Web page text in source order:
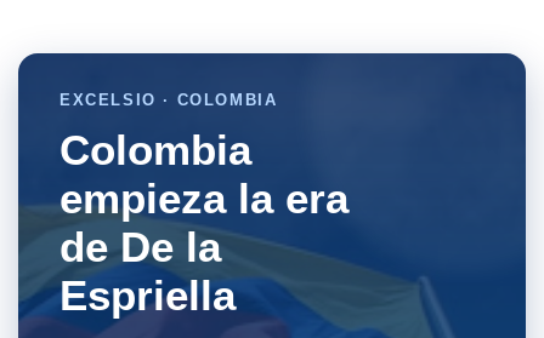
EXCELSIO · COLOMBIA
Colombia
empieza la era
de De la
Espriella